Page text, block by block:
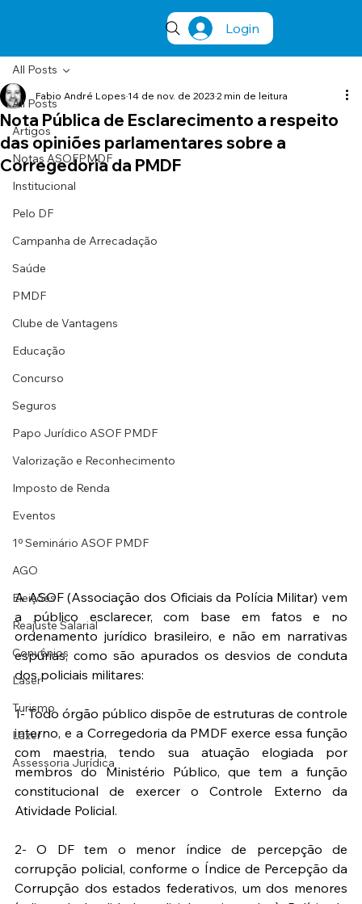
Login
All Posts
Artigos
Notas ASOFPMDF
Institucional
Pelo DF
Campanha de Arrecadação
Saúde
PMDF
Clube de Vantagens
Educação
Concurso
Seguros
Papo Jurídico ASOF PMDF
Valorização e Reconhecimento
Imposto de Renda
Eventos
1º Seminário ASOF PMDF
AGO
Eleições
Reajuste Salarial
Convênios
Laser
Turismo
Lazer
Assessoria Jurídica
All Posts
Nota Pública de Esclarecimento a respeito
das opiniões parlamentares sobre a
Corregedoria da PMDF
Fabio André Lopes 14 de nov. de 2023 2 min de leitura
A ASOF (Associação dos Oficiais da Polícia Militar) vem
a público esclarecer, com base em fatos e no
ordenamento jurídico brasileiro, e não em narrativas
espúrias, como são apurados os desvios de conduta
dos policiais militares:
1- Todo órgão público dispõe de estruturas de controle
interno, e a Corregedoria da PMDF exerce essa função
com maestria, tendo sua atuação elogiada por
membros do Ministério Público, que tem a função
constitucional de exercer o Controle Externo da
Atividade Policial.
2- O DF tem o menor índice de percepção de
corrupção policial, conforme o Índice de Percepção da
Corrupção dos estados federativos, um dos menores